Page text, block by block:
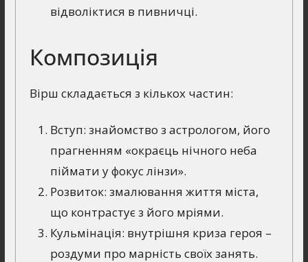
відволіктися в пивничці.
Композиція
Вірш складається з кількох частин:
Вступ: знайомство з астрологом, його
прагненням «окраєць нічного неба
піймати у фокус лінзи».
Розвиток: змалювання життя міста,
що контрастує з його мріями.
Кульмінація: внутрішня криза героя –
роздуми про марність своїх занять.